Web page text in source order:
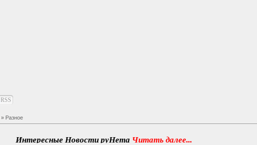
RSS
» Разное
Интересные Новости руНетаЧитать далее...